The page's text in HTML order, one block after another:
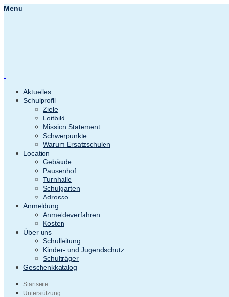
Menu
Aktuelles
Schulprofil
Ziele
Leitbild
Mission Statement
Schwerpunkte
Warum Ersatzschulen
Location
Gebäude
Pausenhof
Turnhalle
Schulgarten
Adresse
Anmeldung
Anmeldeverfahren
Kosten
Über uns
Schulleitung
Kinder- und Jugendschutz
Schulträger
Geschenkkatalog
Startseite
Unterstützung